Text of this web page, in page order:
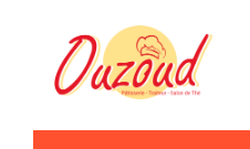
contenu